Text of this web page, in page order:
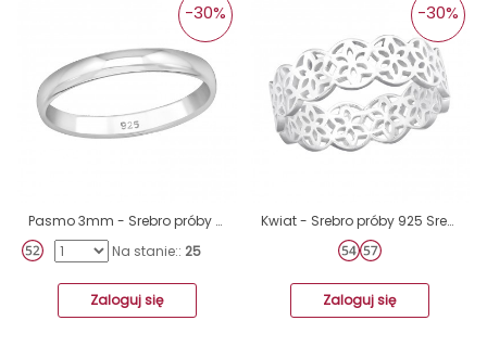
Pasmo 3mm - Srebro próby 925 Srebrne pierścionki A4S34073
-30%
Na stanie:: 25
Zaloguj się
Kwiat - Srebro próby 925 Srebrne pierścionki A4S41397
-30%
Zaloguj się